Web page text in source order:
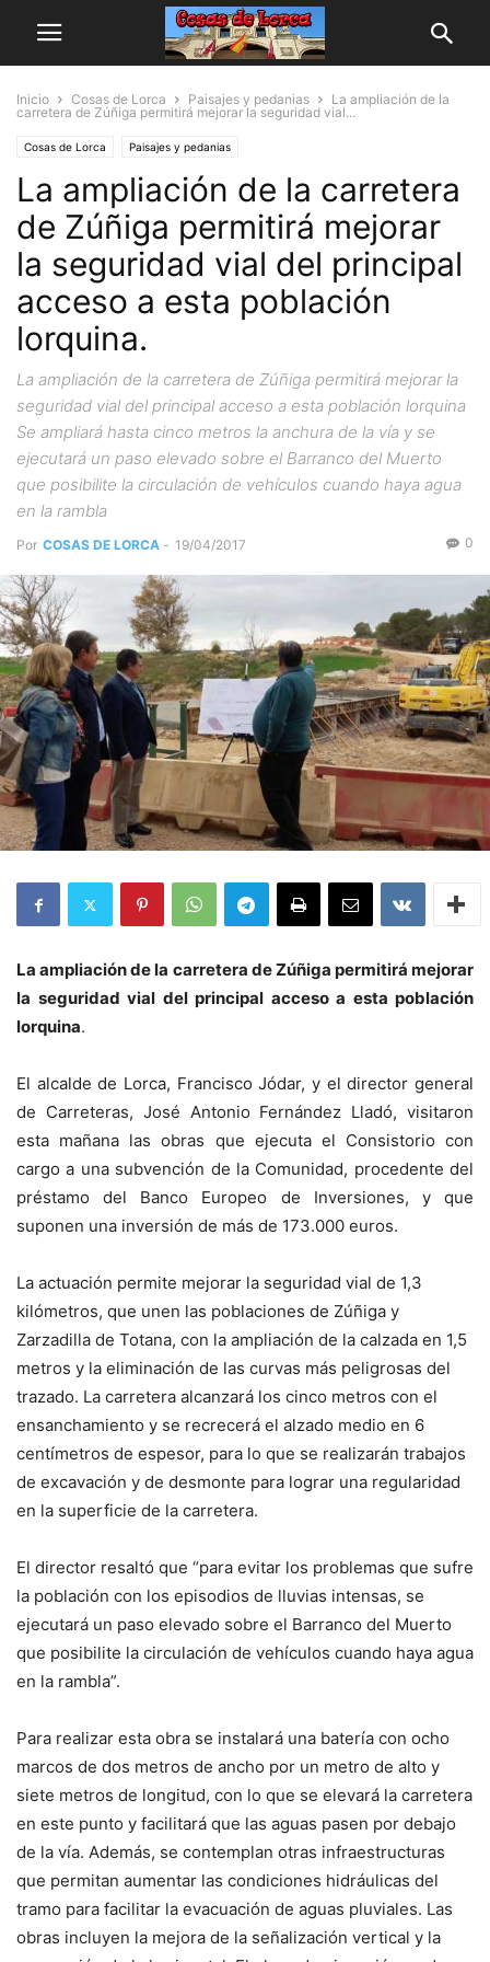
Inicio Cosas de Lorca Paisajes y pedanias
La ampliación de la
carretera de Zúñiga permitirá mejorar la seguridad vial...
Cosas de Lorca Paisajes y pedanias
La ampliación de la carretera
de Zúñiga permitirá mejorar
la seguridad vial del principal
acceso a esta población
lorquina.
La ampliación de la carretera de Zúñiga permitirá mejorar la
seguridad vial del principal acceso a esta población lorquina
Se ampliará hasta cinco metros la anchura de la vía y se
ejecutará un paso elevado sobre el Barranco del Muerto
que posibilite la circulación de vehículos cuando haya agua
en la rambla
Por COSAS DE LORCA - 19/04/2017 0
La ampliación de la carretera de Zúñiga permitirá mejorar
la seguridad vial del principal acceso a esta población
lorquina.
El alcalde de Lorca, Francisco Jódar, y el director general
de Carreteras, José Antonio Fernández Lladó, visitaron
esta mañana las obras que ejecuta el Consistorio con
cargo a una subvención de la Comunidad, procedente del
préstamo del Banco Europeo de Inversiones, y que
suponen una inversión de más de 173.000 euros.
La actuación permite mejorar la seguridad vial de 1,3
kilómetros, que unen las poblaciones de Zúñiga y
Zarzadilla de Totana, con la ampliación de la calzada en 1,5
metros y la eliminación de las curvas más peligrosas del
trazado. La carretera alcanzará los cinco metros con el
ensanchamiento y se recrecerá el alzado medio en 6
centímetros de espesor, para lo que se realizarán trabajos
de excavación y de desmonte para lograr una regularidad
en la superficie de la carretera.
El director resaltó que “para evitar los problemas que sufre
la población con los episodios de lluvias intensas, se
ejecutará un paso elevado sobre el Barranco del Muerto
que posibilite la circulación de vehículos cuando haya agua
en la rambla”.
Para realizar esta obra se instalará una batería con ocho
marcos de dos metros de ancho por un metro de alto y
siete metros de longitud, con lo que se elevará la carretera
en este punto y facilitará que las aguas pasen por debajo
de la vía. Además, se contemplan otras infraestructuras
que permitan aumentar las condiciones hidráulicas del
tramo para facilitar la evacuación de aguas pluviales. Las
obras incluyen la mejora de la señalización vertical y la